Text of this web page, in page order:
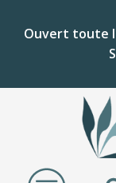
Ouvert toute